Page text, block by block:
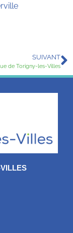
SUIVANT
de Torigny-les-Villes